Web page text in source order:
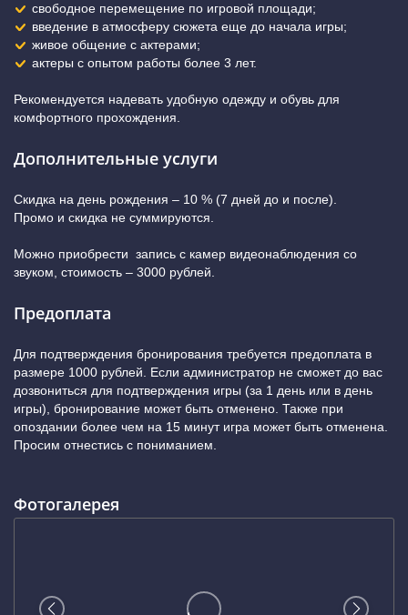
свободное перемещение по игровой площади;
введение в атмосферу сюжета еще до начала игры;
живое общение с актерами;
актеры с опытом работы более 3 лет.
Рекомендуется надевать удобную одежду и обувь для
комфортного прохождения.
Дополнительные услуги
Скидка на день рождения – 10 % (7 дней до и после).
Промо и скидка не суммируются.
Можно приобрести запись с камер видеонаблюдения со
звуком, стоимость – 3000 рублей.
Предоплата
Для подтверждения бронирования требуется предоплата в
размере 1000 рублей. Если администратор не сможет до вас
дозвониться для подтверждения игры (за 1 день или в день
игры), бронирование может быть отменено. Также при
опоздании более чем на 15 минут игра может быть отменена.
Просим отнестись с пониманием.
Фотогалерея